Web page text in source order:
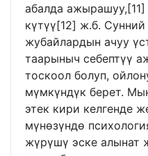
абалда ажырашуу, [11]
күтүү[12] ж.б. Сунний
жубайлардын ачуу
таарыныч себептүү
тоскоол болуп,
мүмкүндүк берет.
этек кири келгенде
мүнөзүндө
жүрүшү эске алынат